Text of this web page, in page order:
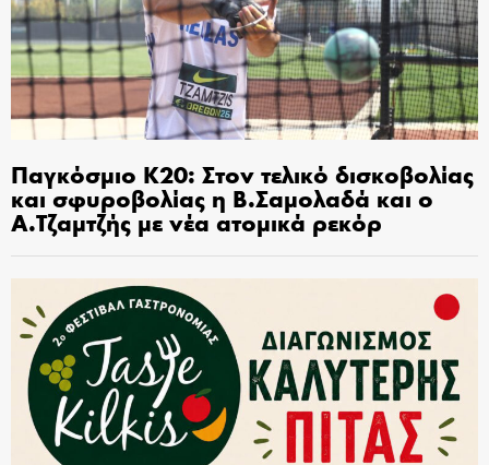
Παγκόσμιο Κ20: Στον τελικό δισκοβολίας
και σφυροβολίας η Β.Σαμολαδά και ο
Α.Τζαμτζής με νέα ατομικά ρεκόρ